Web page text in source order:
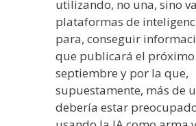
utilizando, no una, sino
plataformas de
para, conseguir
que publicará el próximo
septiembre y por la que,
supuestamente, más de
debería estar